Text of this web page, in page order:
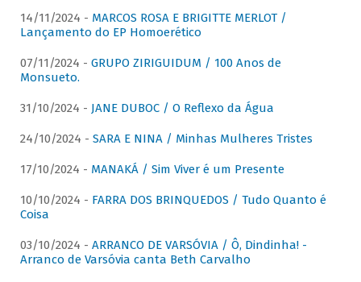
14/11/2024 - MARCOS ROSA E BRIGITTE MERLOT /
Lançamento do EP Homoerético
07/11/2024 - GRUPO ZIRIGUIDUM / 100 Anos de
Monsueto.
31/10/2024 - JANE DUBOC / O Reflexo da Água
24/10/2024 - SARA E NINA / Minhas Mulheres Tristes
17/10/2024 - MANAKÁ / Sim Viver é um Presente
10/10/2024 - FARRA DOS BRINQUEDOS / Tudo Quanto é
Coisa
03/10/2024 - ARRANCO DE VARSÓVIA / Ô, Dindinha! -
Arranco de Varsóvia canta Beth Carvalho